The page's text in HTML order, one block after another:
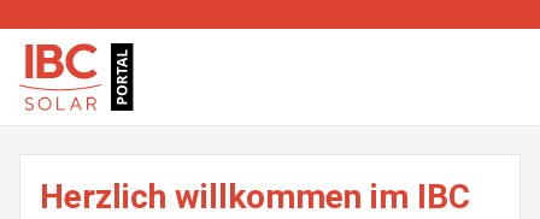
Herzlich willkommen im IBC